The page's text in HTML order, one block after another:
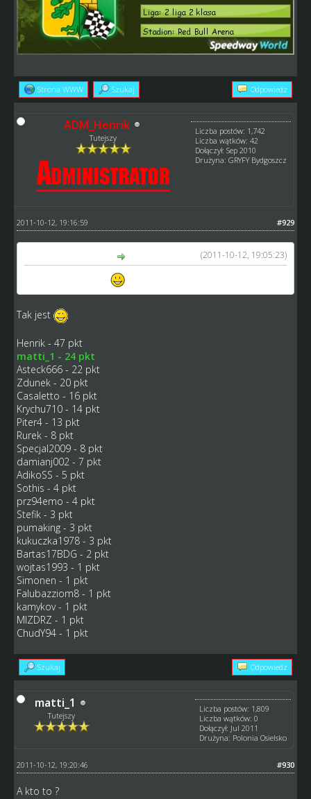
Strona WWW Szukaj Odpowiedz
ADM_Henrik
Tutejszy
Liczba postów: 1,742
Liczba wątków: 42
Dołączył: Sep 2010
Drużyna: GRYFY Bydgoszcz
#929
2011-10-12, 19:16:59
(2011-10-12, 19:05:23)
Tak jest
Henrik - 47 pkt
matti_1 - 24 pkt
Asteck666 - 22 pkt
Zdunek - 20 pkt
Casaletto - 16 pkt
Krychu710 - 14 pkt
Piter4 - 13 pkt
Rurek - 8 pkt
Specjal2009 - 8 pkt
damianj002 - 7 pkt
AdikoSS - 5 pkt
Sothis - 4 pkt
prz94emo - 4 pkt
Stefik - 3 pkt
pumaking - 3 pkt
kukuczka1978 - 3 pkt
Bartas17BDG - 2 pkt
wojtas1993 - 1 pkt
Simonen - 1 pkt
Falubazziom8 - 1 pkt
kamykov - 1 pkt
MIZDRZ - 1 pkt
ChudY94 - 1 pkt
Szukaj Odpowiedz
matti_1
Tutejszy
Liczba postów: 1,809
Liczba wątków: 0
Dołączył: Jul 2011
Drużyna: Polonia Osielsko
#930
2011-10-12, 19:20:46
A kto to ?